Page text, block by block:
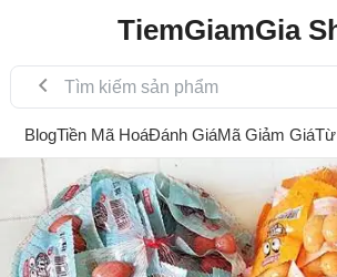
TiemGiamGia
BlogTiền Mã HoáĐánh GiáMã Giảm Giá